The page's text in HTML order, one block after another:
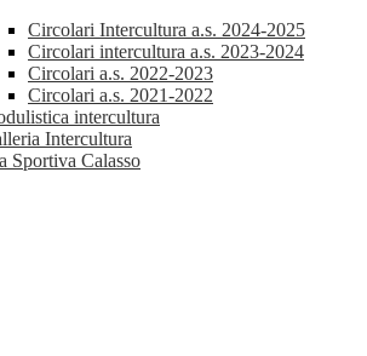
Circolari Intercultura a.s. 2024-2025
Circolari intercultura a.s. 2023-2024
Circolari a.s. 2022-2023
Circolari a.s. 2021-2022
intercultura
Intercultura
Sportiva Calasso